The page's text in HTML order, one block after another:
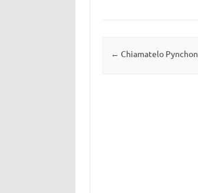
Navigazione articolo
← Chiamatelo Pynchon